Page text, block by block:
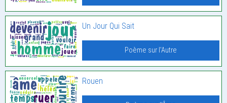
Un Jour Qui Sait
Poème sur l'Autre
Rouen